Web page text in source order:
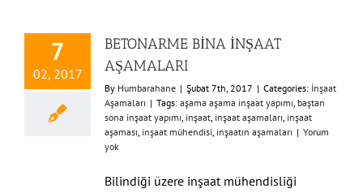
7
02, 2017
BETONARME BİNA İNŞAAT
AŞAMALARI
By Humbarahane | Şubat 7th, 2017 | Categories: İnşaat
Aşamaları | Tags: aşama aşama inşaat yapımı, baştan
sona inşaat yapımı, inşaat, inşaat aşamaları, inşaat
aşaması, inşaat mühendisi, inşaatın aşamaları | Yorum
yok
Bilindiği üzere inşaat mühendisliği